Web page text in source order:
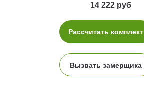
14 222 руб
Рассчитать комплект
Вызвать замерщика